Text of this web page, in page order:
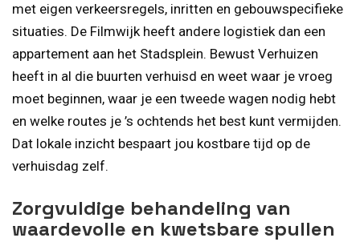
met eigen verkeersregels, inritten en gebouwspecifieke
situaties. De Filmwijk heeft andere logistiek dan een
appartement aan het Stadsplein. Bewust Verhuizen
heeft in al die buurten verhuisd en weet waar je vroeg
moet beginnen, waar je een tweede wagen nodig hebt
en welke routes je ’s ochtends het best kunt vermijden.
Dat lokale inzicht bespaart jou kostbare tijd op de
verhuisdag zelf.
Zorgvuldige behandeling van
waardevolle en kwetsbare spullen